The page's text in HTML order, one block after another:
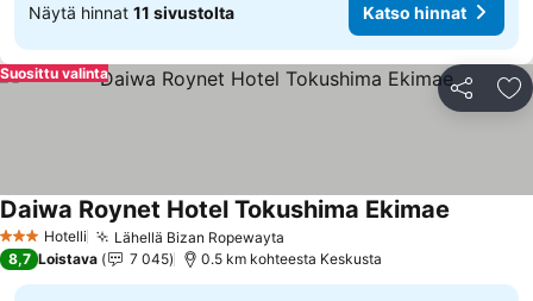
Näytä hinnat 11 sivustolta Katso hinnat
Jaa
Suosittu valinta
3 Tähtiluokitus
Hotelli Lähellä Bizan Ropewayta
Daiwa Roynet Hotel Tokushima Ekimae
8,7 Loistava 7 045 0.5 km kohteesta Keskusta